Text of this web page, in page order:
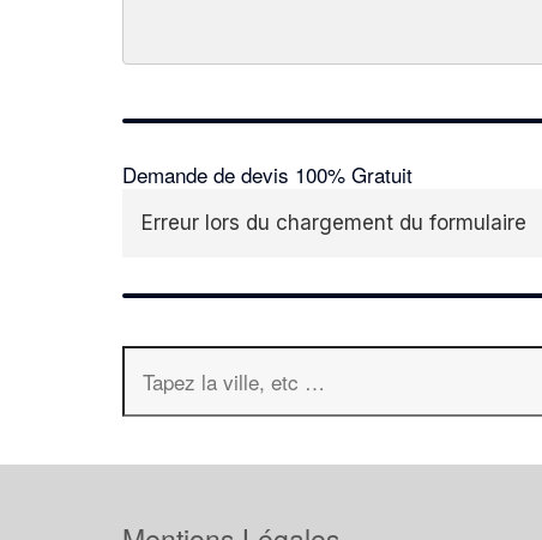
Demande de devis 100% Gratuit
Erreur lors du chargement du formulaire